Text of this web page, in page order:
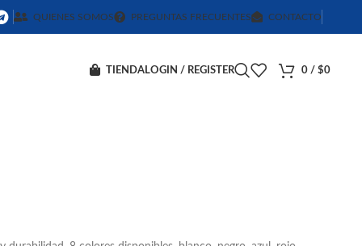
QUIENES SOMOS PREGUNTAS FRECUENTES CONTACTO
TIENDA LOGIN / REGISTER 0 / $0